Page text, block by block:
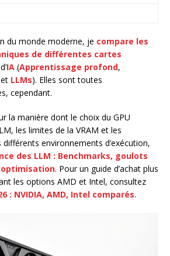
du monde moderne, je compare les
de différentes cartes
IA (Apprentissage profond,
et LLMs). Elles sont toutes
cependant.
la manière dont le choix du GPU
les limites de la VRAM et les
environnements d’exécution,
des LLM : Benchmarks, goulots
. Pour un guide d’achat plus
les options AMD et Intel, consultez
: NVIDIA, AMD, Intel comparés.